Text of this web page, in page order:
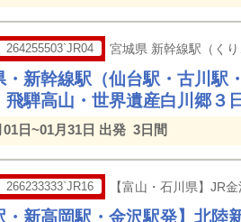
264255503`JR04 宮城県 新幹線駅（く
・新幹線駅（仙台駅・古川駅
飛騨高山・世界遺産白川郷３
01日~01月31日 出発 3日間
266233333`JR16 【富山・石川県】JR
・新高岡駅・金沢駅発】北陸